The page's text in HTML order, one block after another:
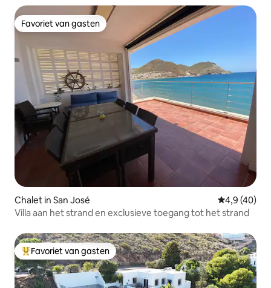
Favoriet van gasten
Favoriet van gasten
Chalet in San José Gemiddelde
4,9 (40)
Villa aan het strand en exclusieve toegang tot het strand
Topfavoriet van gasten
Favoriet van gasten